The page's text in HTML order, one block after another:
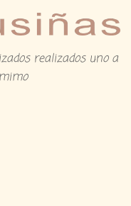
realizados uno a